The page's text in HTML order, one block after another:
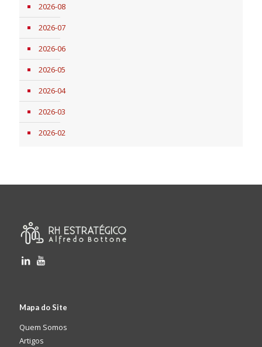
2026-08
2026-07
2026-06
2026-05
2026-04
2026-03
2026-02
Mapa do Site
Quem Somos
Artigos